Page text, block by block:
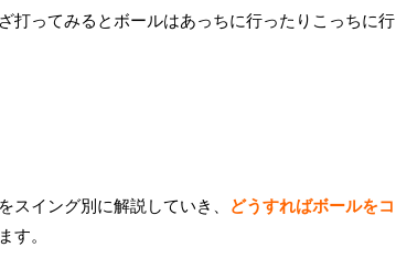
打ってみるとボールはあっちに行ったりこっちに行
スイング別に解説していき、
どうすればボールをコ
す。